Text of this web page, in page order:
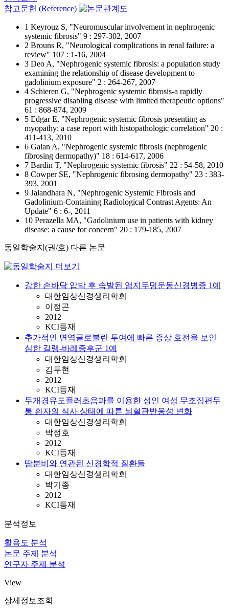
참고문헌 (Reference)
1 Keyrouz S, "Neuromuscular involvement in nephrogenic
systemic fibrosis" 9 : 297-302, 2007
2 Brouns R, "Neurological complications in renal failure: a
review" 107 : 1-16, 2004
3 Deo A, "Nephrogenic systemic fibrosis: a population study
examining the relationship of disease development to
gadolinium exposure" 2 : 264-267, 2007
4 Schieren G, "Nephrogenic systemic fibrosis-a rapidly
progressive disabling disease with limited therapeutic options"
61 : 868-874, 2009
5 Edgar E, "Nephrogenic systemic fibrosis presenting as
myopathy: a case report with histopathologic correlation" 20 :
411-413, 2010
6 Galan A, "Nephrogenic systemic fibrosis (nephrogenic
fibrosing dermopathy)" 18 : 614-617, 2006
7 Bardin T, "Nephrogenic systemic fibrosis" 22 : 54-58, 2010
8 Cowper SE, "Nephrogenic fibrosing dermopathy" 23 : 383-
393, 2001
9 Jalandhara N, "Nephrogenic Systemic Fibrosis and
Gadolinium-Containing Radiological Contrast Agents: An
Update" 6 : 6-, 2011
10 Perazella MA, "Gadolinium use in patients with kidney
disease: a cause for concern" 20 : 179-185, 2007
동일학술지(권/호) 다른 논문
강한 손바닥 압박 후 속발된 엄지두덩운동신경병증 1예
대한임상신경생리학회
이정곤
2012
KCI등재
추가적인 면역글로불린 투여에 빠른 증상 호전을 보인
심한 길랭-바레증후군 1예
대한임상신경생리학회
김두현
2012
KCI등재
두개경유도플러초음파를 이용한 성인 여성 무조짐편두
통 환자의 식사 상태에 따른 뇌혈관반응성 변화
대한임상신경생리학회
박정호
2012
KCI등재
땀분비와 연관된 신경학적 질환들
대한임상신경생리학회
박기종
2012
KCI등재
분석정보
활용도 분석
논문 주제 분석
연구자 주제 분석
View
상세정보조회